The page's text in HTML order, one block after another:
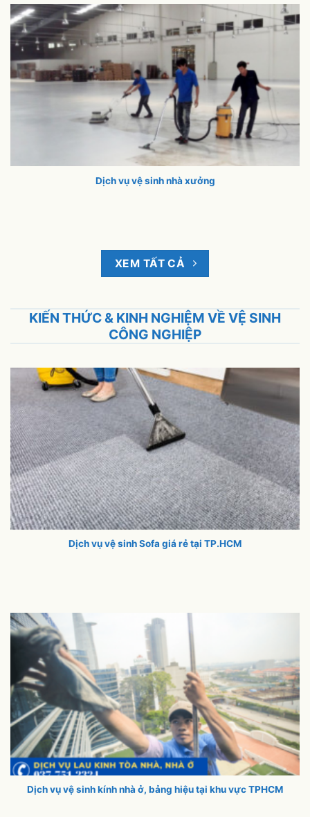
Dịch vụ vệ sinh nhà xưởng
XEM TẤT CẢ
KIẾN THỨC & KINH NGHIỆM VỀ VỆ SINH
CÔNG NGHIỆP
Dịch vụ vệ sinh Sofa giá rẻ tại TP.HCM
Dịch vụ vệ sinh kính nhà ở, bảng hiệu tại khu vực TPHCM